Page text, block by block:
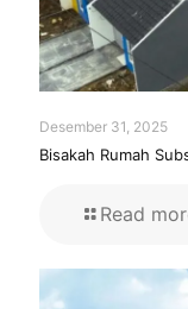
Desember 31, 2025
Bisakah Rumah
Read